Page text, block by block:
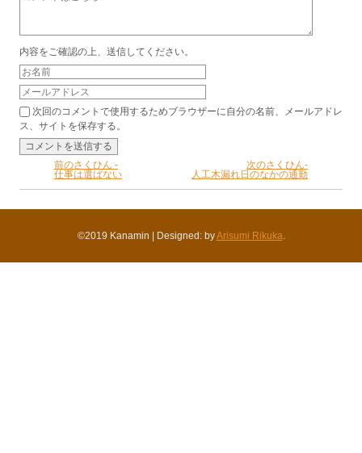
内容をご確認の上、送信してください。
次回のコメントで使用するためブラウザーに自分の名前、メールアドレ
ス、サイトを保存する。
前のさくひん -
仕事は選ばない
次のさくひん-
人工木漏れ日のなかの通勤
©2019 Kanamin Designed: byArisumi Rikuka.